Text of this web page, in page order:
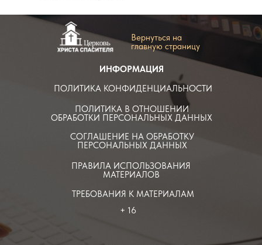
ИНФОРМАЦИЯ
ПОЛИТИКА КОНФИДЕНЦИАЛЬНОСТИ
ПОЛИТИКА В ОТНОШЕНИИ
ОБРАБОТКИ ПЕРСОНАЛЬНЫХ ДАННЫХ
СОГЛАШЕНИЕ НА ОБРАБОТКУ
ПЕРСОНАЛЬНЫХ ДАННЫХ
ПРАВИЛА ИСПОЛЬЗОВАНИЯ
МАТЕРИАЛОВ
ТРЕБОВАНИЯ К МАТЕРИАЛАМ
+ 16
Вернуться на
главную страницу